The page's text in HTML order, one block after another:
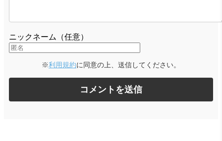
ニックネーム（任意）
※利用規約に同意の上、送信してください。